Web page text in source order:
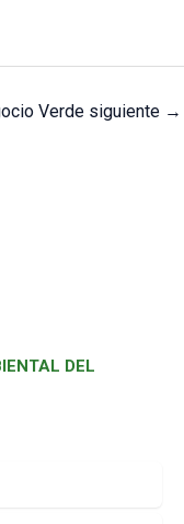
Verde siguiente →
DEL